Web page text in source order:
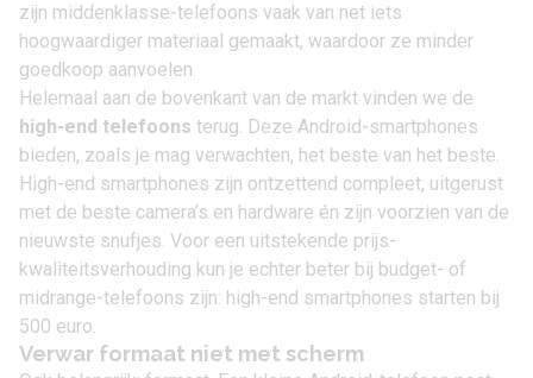
zijn middenklasse-telefoons vaak van net iets
hoogwaardiger materiaal gemaakt, waardoor ze minder
goedkoop aanvoelen.
Helemaal aan de bovenkant van de markt vinden we de
high-end telefoons terug. Deze Android-smartphones
bieden, zoals je mag verwachten, het beste van het beste.
High-end smartphones zijn ontzettend compleet, uitgerust
met de beste camera’s en hardware én zijn voorzien van de
nieuwste snufjes. Voor een uitstekende prijs-
kwaliteitsverhouding kun je echter beter bij budget- of
midrange-telefoons zijn: high-end smartphones starten bij
500 euro.
Verwar formaat niet met scherm